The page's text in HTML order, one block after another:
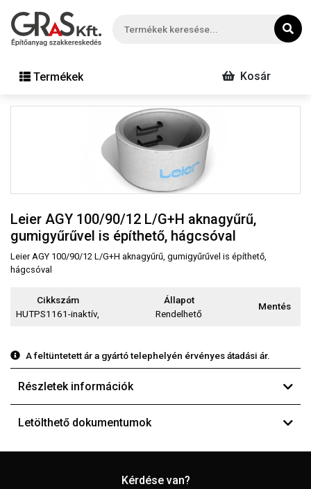
Termékek Kosár
Leier AGY 100/90/12 L/G+H aknagyűrű,
gumigyűrűvel is építhető, hágcsóval
Leier AGY 100/90/12 L/G+H aknagyűrű, gumigyűrűvel is építhető,
hágcsóval
Cikkszám
HUTPS1161-inaktív,
Állapot
Rendelhető
Mentés
A feltüntetett ár a gyártó telephelyén érvényes átadási ár.
Részletek információk
Letölthető dokumentumok
Kérdése van?